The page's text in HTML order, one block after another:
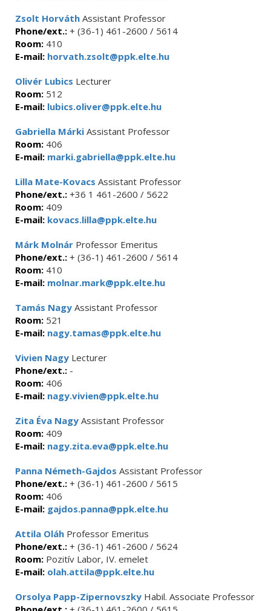
Zsolt Horváth Assistant Professor
Phone/ext.: + (36-1) 461-2600 / 5614
Room: 410
E-mail: horvath.zsolt@ppk.elte.hu
Olivér Lubics Lecturer
Room: 512
E-mail: lubics.oliver@ppk.elte.hu
Gabriella Márki Assistant Professor
Room: 406
E-mail: marki.gabriella@ppk.elte.hu
Lilla Mate-Kovacs Assistant Professor
Phone/ext.: +36 1 461-2600 / 5622
Room: 409
E-mail: kovacs.lilla@ppk.elte.hu
Márk Molnár Professor Emeritus
Phone/ext.: + (36-1) 461-2600 / 5614
Room: 410
E-mail: molnar.mark@ppk.elte.hu
Tamás Nagy Assistant Professor
Room: 521
E-mail: nagy.tamas@ppk.elte.hu
Vivien Nagy Lecturer
Phone/ext.: -
Room: 406
E-mail: nagy.vivien@ppk.elte.hu
Zita Éva Nagy Assistant Professor
Room: 409
E-mail: nagy.zita.eva@ppk.elte.hu
Panna Németh-Gajdos Assistant Professor
Phone/ext.: + (36-1) 461-2600 / 5615
Room: 406
E-mail: gajdos.panna@ppk.elte.hu
Attila Oláh Professor Emeritus
Phone/ext.: + (36-1) 461-2600 / 5624
Room: Pozitív Labor, IV. emelet
E-mail: olah.attila@ppk.elte.hu
Orsolya Papp-Zipernovszky Habil. Associate Professor